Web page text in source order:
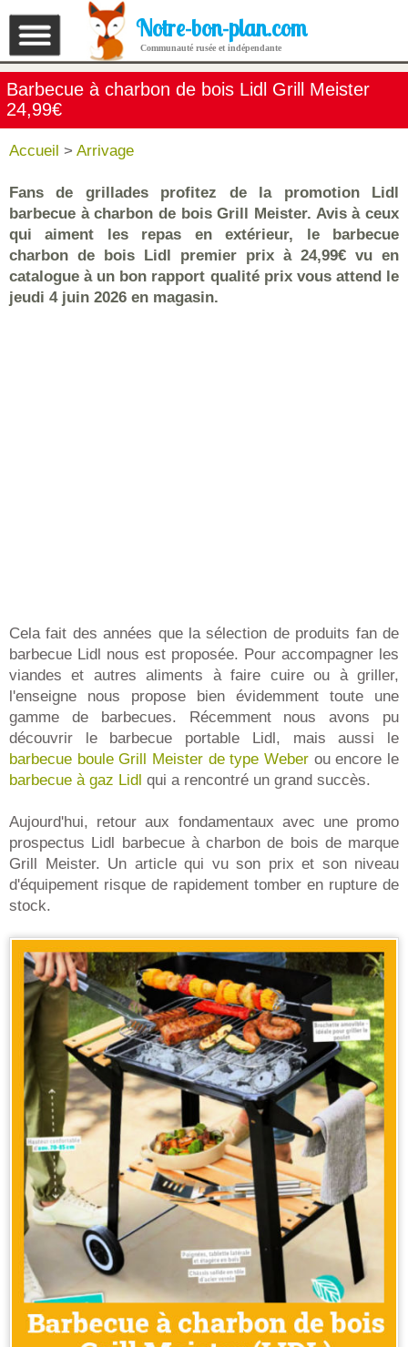
Notre-bon-plan.com
Communauté rusée et indépendante
Barbecue à charbon de bois Lidl Grill Meister
24,99€
Accueil > Arrivage
Fans de grillades profitez de la promotion Lidl
barbecue à charbon de bois Grill Meister. Avis à ceux
qui aiment les repas en extérieur, le barbecue
charbon de bois Lidl premier prix à 24,99€ vu en
catalogue à un bon rapport qualité prix vous attend le
jeudi 4 juin 2026 en magasin.
Cela fait des années que la sélection de produits fan de
barbecue Lidl nous est proposée. Pour accompagner les
viandes et autres aliments à faire cuire ou à griller,
l'enseigne nous propose bien évidemment toute une
gamme de barbecues. Récemment nous avons pu
découvrir le barbecue portable Lidl, mais aussi le
barbecue boule Grill Meister de type Weber ou encore le
barbecue à gaz Lidl qui a rencontré un grand succès.
Aujourd'hui, retour aux fondamentaux avec une promo
prospectus Lidl barbecue à charbon de bois de marque
Grill Meister. Un article qui vu son prix et son niveau
d'équipement risque de rapidement tomber en rupture de
stock.